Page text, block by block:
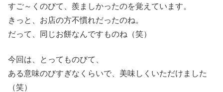
すご～くのびて、羨ましかったのを覚えています。
きっと、お店の方不慣れだったのね。
だって、同じお餅なんですものね（笑）
今回は、とってものびて、
ある意味のびすぎなくらいで、美味しくいただけました
（笑）